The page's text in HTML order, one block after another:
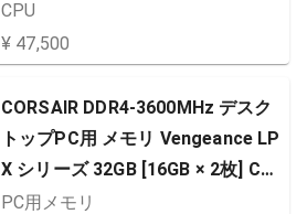
8コア 日本正規流通商品
CPU
¥ 47,500
CORSAIR DDR4-3600MHz デスク
トップPC用 メモリ Vengeance LP
X シリーズ 32GB [16GB × 2枚] CM
K32GX4M2D3600C18
PC用メモリ